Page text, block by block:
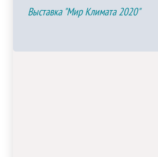
Выставка "Мир Климата 2020"